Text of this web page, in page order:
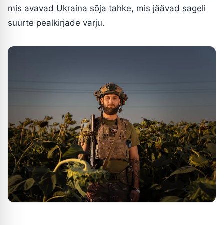
mis avavad Ukraina sõja tahke, mis jäävad sageli
suurte pealkirjade varju.